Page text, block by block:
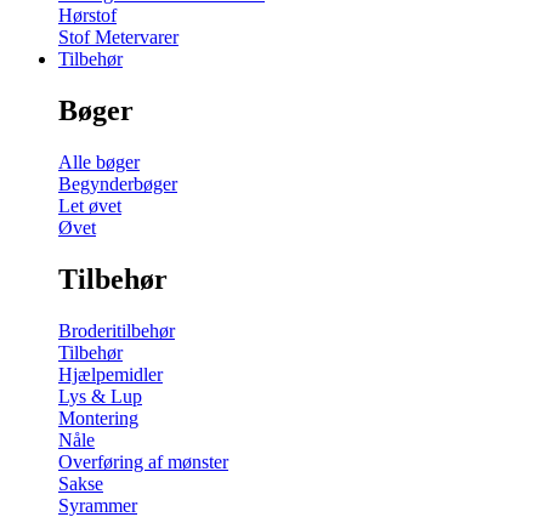
Hørstof
Stof Metervarer
Tilbehør
Bøger
Alle bøger
Begynderbøger
Let øvet
Øvet
Tilbehør
Broderitilbehør
Tilbehør
Hjælpemidler
Lys & Lup
Montering
Nåle
Overføring af mønster
Sakse
Syrammer